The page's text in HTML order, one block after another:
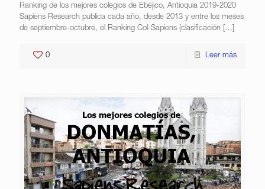
Ranking de los mejores colegios de Ebéjico, Antioquia 2019-2020
Sapiens Research publica cada año, desde 2013 y entre los meses
de septiembre-octubre, el Ranking Col-Sapiens (clasificación […]
0 Leer más